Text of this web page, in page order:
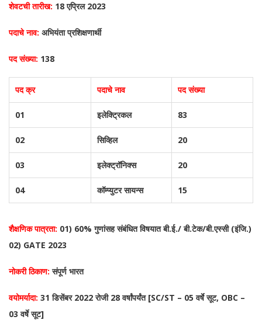
शेवटची तारीख: 18 एप्रिल 2023
पदाचे नाव: अभियंता प्रशिक्षणार्थी
पद संख्या: 138
पद क्र पदाचे नाव पद संख्या
01 इलेक्ट्रिकल 83
02 सिव्हिल 20
03 इलेक्ट्रॉनिक्स 20
04 कॉम्प्युटर सायन्स 15
शैक्षणिक पात्रता: 01) 60% गुणांसह संबंधित विषयात बी.ई./ बी.टेक/बी.एस्सी (इंजि.)
02) GATE 2023
नोकरी ठिकाण: संपूर्ण भारत
वयोमर्यादा: 31 डिसेंबर 2022 रोजी 28 वर्षांपर्यंत [SC/ST – 05 वर्षे सूट, OBC –
03 वर्षे सूट]